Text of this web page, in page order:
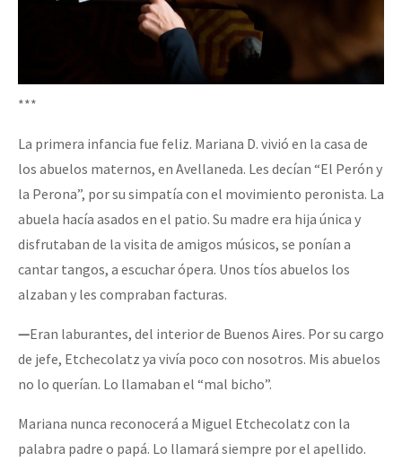
***
La primera infancia fue feliz. Mariana D. vivió en la casa de
los abuelos maternos, en Avellaneda. Les decían “El Perón y
la Perona”, por su simpatía con el movimiento peronista. La
abuela hacía asados en el patio. Su madre era hija única y
disfrutaban de la visita de amigos músicos, se ponían a
cantar tangos, a escuchar ópera. Unos tíos abuelos los
alzaban y les compraban facturas.
—Eran laburantes, del interior de Buenos Aires. Por su cargo
de jefe, Etchecolatz ya vivía poco con nosotros. Mis abuelos
no lo querían. Lo llamaban el “mal bicho”.
Mariana nunca reconocerá a Miguel Etchecolatz con la
palabra padre o papá. Lo llamará siempre por el apellido.